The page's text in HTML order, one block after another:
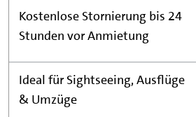
Kostenlose Stornierung bis 24
Stunden vor Anmietung
Ideal für Sightseeing, Ausflüge
& Umzüge